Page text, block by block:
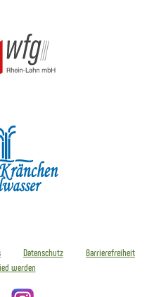
Datenschutz
Barrierefreiheit
werden